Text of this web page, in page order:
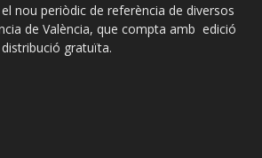
nou periòdic de referència de diversos
de València, que compta amb edició
gratuïta.